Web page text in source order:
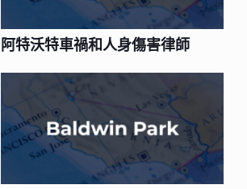
阿特沃特車禍和人身傷害律師